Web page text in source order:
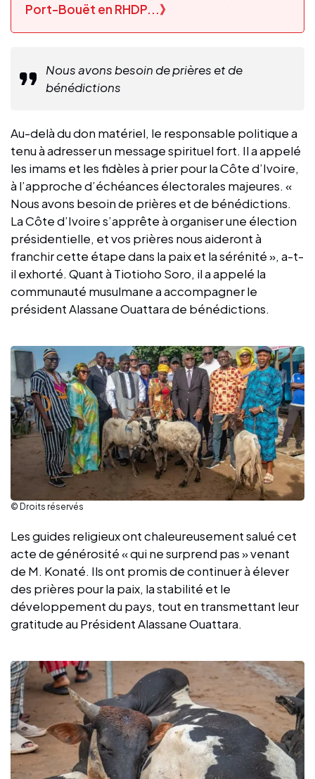
Port-Bouët en RHDP...》
Nous avons besoin de prières et de
bénédictions
Au-delà du don matériel, le responsable politique a
tenu à adresser un message spirituel fort. Il a appelé
les imams et les fidèles à prier pour la Côte d’Ivoire,
à l’approche d’échéances électorales majeures. «
Nous avons besoin de prières et de bénédictions.
La Côte d’Ivoire s’apprête à organiser une élection
présidentielle, et vos prières nous aideront à
franchir cette étape dans la paix et la sérénité », a-t-
il exhorté. Quant à Tiotioho Soro, il a appelé la
communauté musulmane a accompagner le
président Alassane Ouattara de bénédictions.
© Droits réservés
Les guides religieux ont chaleureusement salué cet
acte de générosité « qui ne surprend pas » venant
de M. Konaté. Ils ont promis de continuer à élever
des prières pour la paix, la stabilité et le
développement du pays, tout en transmettant leur
gratitude au Président Alassane Ouattara.